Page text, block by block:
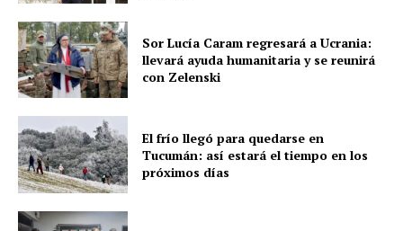
Sor Lucía Caram regresará a Ucrania:
llevará ayuda humanitaria y se reunirá
con Zelenski
El frío llegó para quedarse en
Tucumán: así estará el tiempo en los
próximos días